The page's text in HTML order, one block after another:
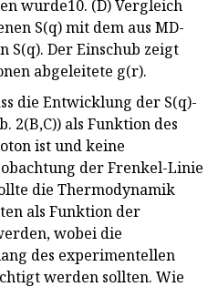
wurde10. (D) Vergleich
S(q) mit dem aus MD-
S(q). Der Einschub zeigt
abgeleitete g(r).
die Entwicklung der S(q)-
2(B,C)) als Funktion des
ist und keine
der Frenkel-Linie
die Thermodynamik
als Funktion der
wobei die
des experimentellen
werden sollten. Wie